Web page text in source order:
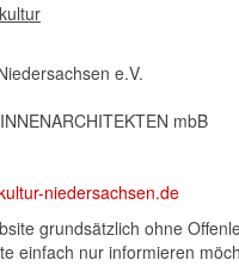
e.V.
mbB
niedersachsen.de
grundsätzlich ohne
einfach nur informieren